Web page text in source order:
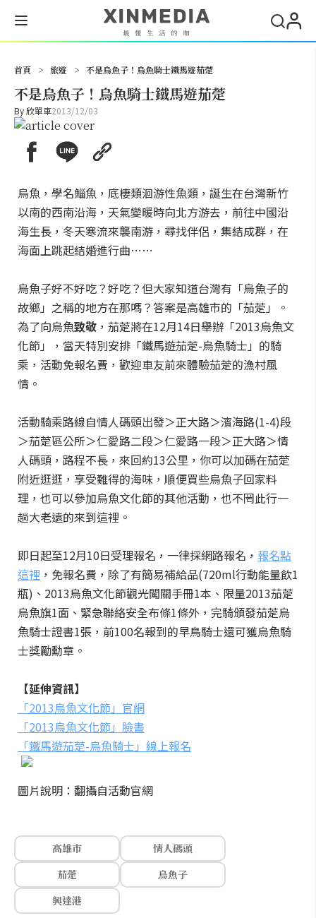
首頁 > 旅遊 > 不是烏魚子！烏魚騎士鐵馬遊茄萣
不是烏魚子！烏魚騎士鐵馬遊茄萣
By欣單車2013/12/03
烏魚，學名鯔魚，底棲類洄游性魚類，誕生在台灣新竹
以南的西南沿海，天氣變暖時向北方游去，前往中國沿
海生長，冬天寒流來襲南游，尋找伴侶，集結成群，在
海面上跳起結婚進行曲……
烏魚子好不好吃？好吃？但大家知道台灣有「烏魚子的
故鄉」之稱的地方在那嗎？答案是高雄市的「茄萣」。
為了向烏魚致敬 ，茄萣將在12月14日舉辦「2013烏魚文
化節」，當天特別安排「鐵馬遊茄萣-烏魚騎士」的騎
乘，活動免報名費，歡迎車友前來體驗茄萣的漁村風
情。
活動騎乘路線自情人碼頭出發＞正大路＞濱海路(1-4)段
＞茄萣區公所＞仁愛路二段＞仁愛路一段＞正大路＞情
人碼頭，路程不長，來回約13公里，你可以加碼在茄萣
附近逛逛，享受難得的海味，順便買些烏魚子回家料
理，也可以參加烏魚文化節的其他活動，也不罔此行一
趟大老遠的來到這裡。
即日起至12月10日受理報名，一律採網路報名， 報名點
這裡 ，免報名費，除了有簡易補給品(720ml行動能量飲1
瓶)、2013烏魚文化節觀光闖關手冊1本、限量2013茄萣
烏魚旗1面、緊急聯絡安全布條1條外，完騎頒發茄萣烏
魚騎士證書1張，前100名報到的早鳥騎士還可獲烏魚騎
士獎勵勳章。
【延伸資訊】
「2013烏魚文化節」官網
「2013烏魚文化節」臉書
「鐵馬遊茄萣-烏魚騎士」線上報名
圖片說明：翻攝自活動官網
高雄市
情人碼頭
茄萣
烏魚子
興達港